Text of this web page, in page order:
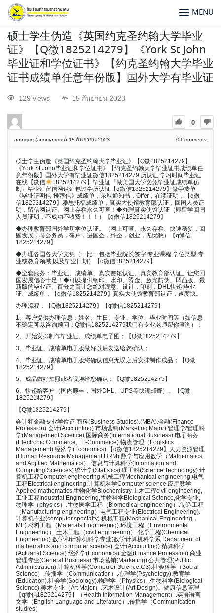
MENU
硕士学生伪造《英国约克圣约翰大学毕业
证》【Q微1825214279】《York St John
毕业证和学位证书》【约克圣约翰大学毕业
证书成绩单任意年份版】国外大学有毕业证
129 views 15 กันยายน 2023
0
aatuquq (anonymous) 15 กันยายน 2023 0 Comments
硕士学生伪造《英国约克圣约翰大学毕业证》【Q微1825214279】
《York St John毕业证和学位证书》【约克圣约翰大学毕业证书成绩单任
意年份版】国外大学有毕业证微信1825214279 历认证 学习时间毕业证
在线【微信
1825214279】毕业证『做美国大学文凭毕业证成绩单仿
制』毕业证留信网认证包过学历认证【q微信1825214279】做学费单
《毕业证明信-推荐信》成绩单，录取通知书，Offer，在读证明，【q微
信1825214279】雅思托福成绩单，真实大使馆教育部认证，回国人员证
明，留信网认证。网上存档永久可查！◆办理真实使馆认证（即留学回国
人员证明，不成功不收费！！！）【q微信1825214279】
◆办理教育部国外学历学位认证。（网上可查、永久存档、快速稳妥，回
国发展，考公务员，落户，进国企，外企，创业，无忧愁）【q微信
1825214279】
◆办理各国各大学文凭（一比一包括毕业院长签字,专业课程,学位类型,专
业或教育领域,以及毕业日期）【q微信1825214279】
◆全套服务：毕业证、成绩单、真实使馆认证、真实教育部认证。让您回
国发展信心十足！◆可以提供钢印、水印、烫金、激光防伪、凹凸版、最
新版的毕业证、百分之百让您绝对满意、设计，印刷，DHL快递;毕业
证、成绩单，【q微信1825214279】真实大使馆教育部认证，速度快。
办理流程：【Q微1825214279】【q微信1825214279】
1、客户提供办理信息：姓名、生日、专业、学位、毕业时间等（如信息
不确定可以咨询顾问：Q微信1825214279我们有专业老师帮你查询）；
2、开始安排制作毕业证、成绩单电子图；【Q微1825214279】
3、毕业证、成绩单电子版做好以后发送给您确认；
4、毕业证、成绩单电子版您确认信息无误之后安排制作成品；【Q微
1825214279】
5、成品做好拍照或者视频给您确认；【Q微1825214279】
6、快递给客户（国内顺丰，国外DHL、UPS等快读邮寄）。【Q微
1825214279】
【Q微1825214279】
会计和金融专业学位证 商科(Business Studies).(MBA).金融(Finance
Profession).会计(Accounting).市场营销(Marketing Major).管理学/管理科
学(Management Science).国际商务(International Business).电子商务
(Electronic Commerce、E-Commerce).物流管理（Logistics
Management).经济学(Economics).【q微信1825214279】人力资源管理
(Human Resource Management;HRM).数学与应用数学（Mathematics
and Applied Mathematics）.信息与计算科学(Information and
Computing Sciences).统计学(Statistics).理工科(Science Technology).计
算机工程Computer engineering,机械工程Mechanical engineering,电气
工程Electrical engineering,计算机科学Computer science,应用数学
Applied mathematics,生物化学Biochemistry,土木工程civil engineering,
工业工程Industrial Engineering,生物科学Biological Science,化学专业,
物理学（physics）.生物医学工程（Biomedical engineering）.制造工程
（Manufacturing engineering）电气工程专业(Electrical Engineering).
计算机专业(computer specialty).机械工程(Mechanical Engineering，
ME).材料工程（Materials Engineering).环境工程（Environmental
Engineering）.土木工程（civil engineering）.化学工程(Chemical
Engineering).数学和计算机科学专业(数学计算机科学系 Department of
mathematics and computer science).会计(Accounting).精算科学
(Actuarial Science).经济学(Economics).金融(Finance Profession).商业
管理专业(General Business).市场营销(Marketing).公共管理(Public
Administration).计算机科学(Computer Science;CS).社会科学（Social
Science）.传播学（Communication）.心理学(Psychology).教育学
(Education).社会学(Sociology).物理学（Physics）.生物科学(Biological
Science).美术专业（Art Major）.艺术设计(Art Design)。健康信息管理
【q微信1825214279】（Health Information Management）.英语语言
文学（English Language and Literature）.传播学（Communication
studies）